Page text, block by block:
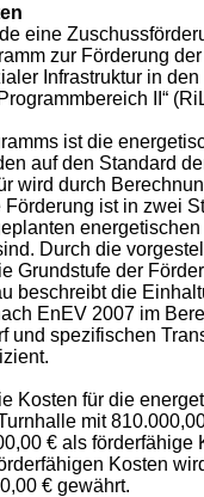
eine
zur Förderung
Infrastruktur in
II“
ist die
auf den Standard
wird durch
ist in zwei
energetischen
Durch die
Grundstufe der
beschreibt die
EnEV 2007 im
und spezifischen
Kosten für die
mit
€ als förderfähige
Kosten
€ gewährt.